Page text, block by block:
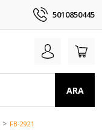
5010850445
ARA
FB-2921